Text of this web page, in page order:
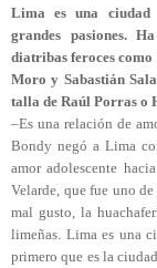
Lima es una ciudad
grandes pasiones.
diatribas feroces como
Moro y Sabastián
talla de Raúl Porras o
–Es una relación de
Bondy negó a Lima
amor adolescente
Velarde, que fue uno
mal gusto, la
limeñas. Lima es una
primero que es la